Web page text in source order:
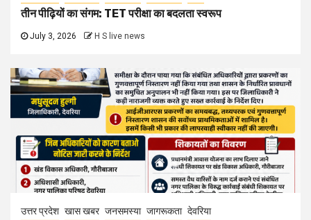
तीन पीढ़ियों का संगम: TET परीक्षा का बदलता स्वरूप
July 3, 2026 H S live news
उत्तर प्रदेश खास खबर जनसमस्या जागरूकता देवरिया